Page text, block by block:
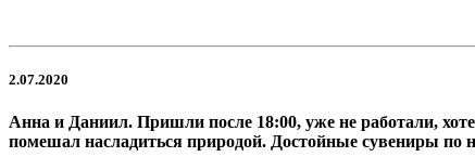
2.07.2020
Анна и Даниил. Пришли после 18:00, уже не работали,
помешал насладиться природой. Достойные сувениры по